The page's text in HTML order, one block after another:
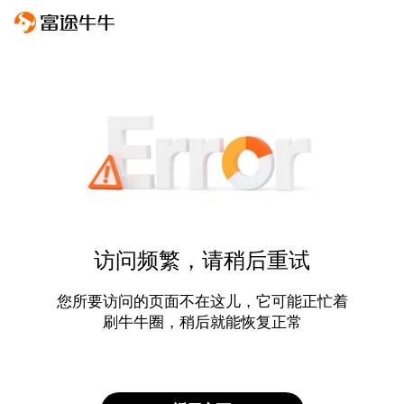
访问频繁，请稍后重试
您所要访问的页面不在这儿，它可能正忙着
刷牛牛圈，稍后就能恢复正常